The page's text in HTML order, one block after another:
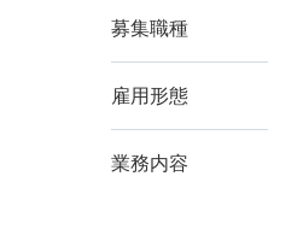
募集職種
雇用形態
業務内容